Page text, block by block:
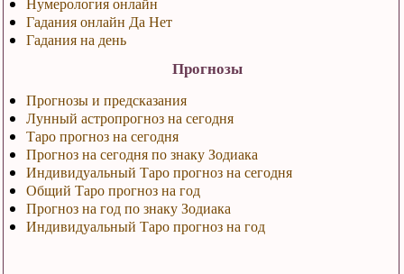
Гадания онлайн Да Нет
Гадания на день
Прогнозы
Прогнозы и предсказания
Лунный астропрогноз на сегодня
Таро прогноз на сегодня
Прогноз на сегодня по знаку Зодиака
Индивидуальный Таро прогноз на сегодня
Общий Таро прогноз на год
Прогноз на год по знаку Зодиака
Индивидуальный Таро прогноз на год